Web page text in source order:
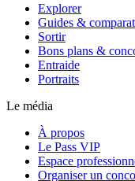
Explorer
Guides &
Sortir
Bons plans &
Entraide
Portraits
Le média
À propos
Le Pass VIP
Espace
Organiser un